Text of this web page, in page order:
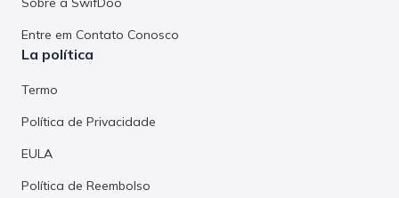
Entre em Contato Conosco
La política
Termo
Política de Privacidade
EULA
Política de Reembolso